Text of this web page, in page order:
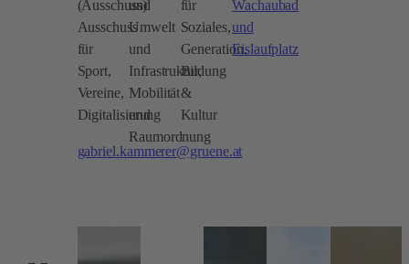
(Ausschuss)
Ausschuss
für
Sport,
Vereine,
Digitalisierung
gabriel.kammerer@gruene.at
und
Umwelt
und
Infrastruktur,
Mobilität
und
Raumordnung
für
Soziales,
Generation,
Bildung
&
Kultur
Wachaubad
und
Eislaufplatz